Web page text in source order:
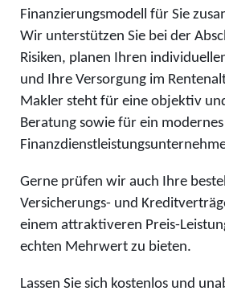
Finanzierungsmodell für Sie
Wir unterstützen Sie bei der
Risiken, planen Ihren
und Ihre Versorgung im
Makler steht für eine objektiv
Beratung sowie für ein
Gerne prüfen wir auch Ihre
Versicherungs- und
einem attraktiveren Preis-
echten Mehrwert zu bieten.
Lassen Sie sich kostenlos und